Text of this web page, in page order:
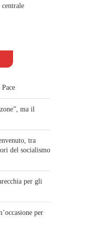
ma il
tra
del socialismo
per gli
per